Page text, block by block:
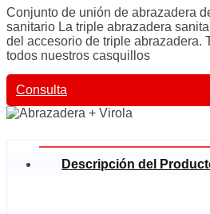
Conjunto de unión de abrazadera
sanitario La triple abrazadera
del accesorio de triple abrazadera.
todos nuestros casquillos
Consulta
Descripción del